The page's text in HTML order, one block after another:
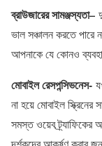
ব্রাউজারের সামঞ্জস্যতা–
ভাল সঞ্চালন করতে পারে
আপনাকে যে কোনও
মোবাইল রেসপন্সিভনেস-
না হয়ে মোবাইল
সমস্ত ওয়েব ট্র্যাফিকের